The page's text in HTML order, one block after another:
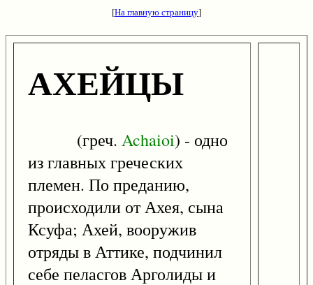
[На главную страницу]
АХЕЙЦЫ
(греч. Achaioi) - одно
из главных греческих
племен. По преданию,
происходили от Ахея, сына
Ксуфа; Ахей, вооружив
отряды в Аттике, подчинил
себе пеласгов Арголиды и